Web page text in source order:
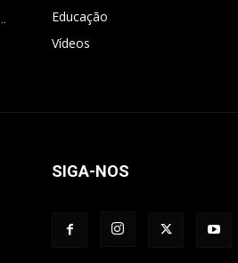
Educação
Vídeos
SIGA-NOS